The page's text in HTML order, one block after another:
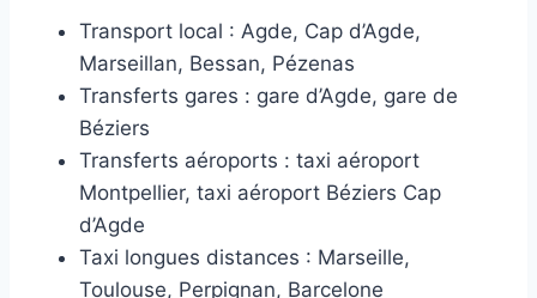
Transport local : Agde, Cap d’Agde,
Marseillan, Bessan, Pézenas
Transferts gares : gare d’Agde, gare de
Béziers
Transferts aéroports : taxi aéroport
Montpellier, taxi aéroport Béziers Cap
d’Agde
Taxi longues distances : Marseille,
Toulouse, Perpignan, Barcelone